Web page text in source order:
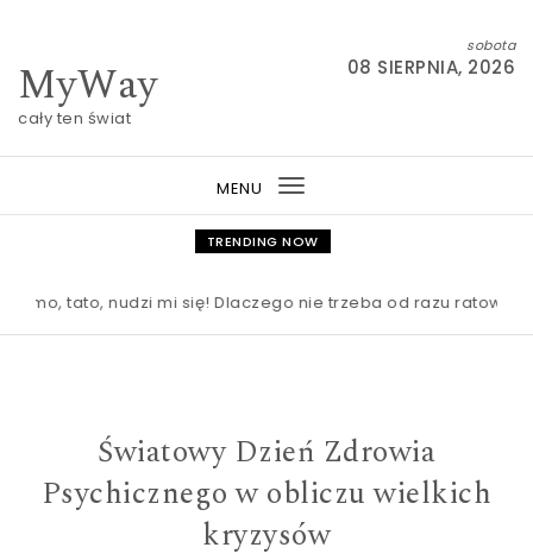
MyWay
cały ten świat
sobota
08 SIERPNIA, 2026
MENU
Toggle
navigation
TRENDING NOW
tato, nudzi mi się! Dlaczego nie trzeba od razu ratować
Światowy Dzień Zdrowia
Psychicznego w obliczu wielkich
kryzysów